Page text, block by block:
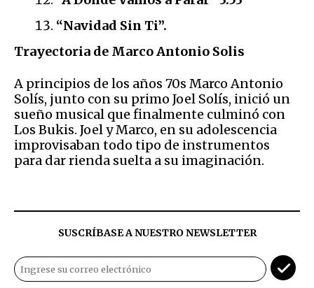
“Navidad Sin Ti”.
Trayectoria de Marco Antonio Solis
A principios de los años 70s Marco Antonio
Solís, junto con su primo Joel Solís, inició un
sueño musical que finalmente culminó con
Los Bukis. Joel y Marco, en su adolescencia
improvisaban todo tipo de instrumentos
para dar rienda suelta a su imaginación.
SUSCRÍBASE A NUESTRO NEWSLETTER